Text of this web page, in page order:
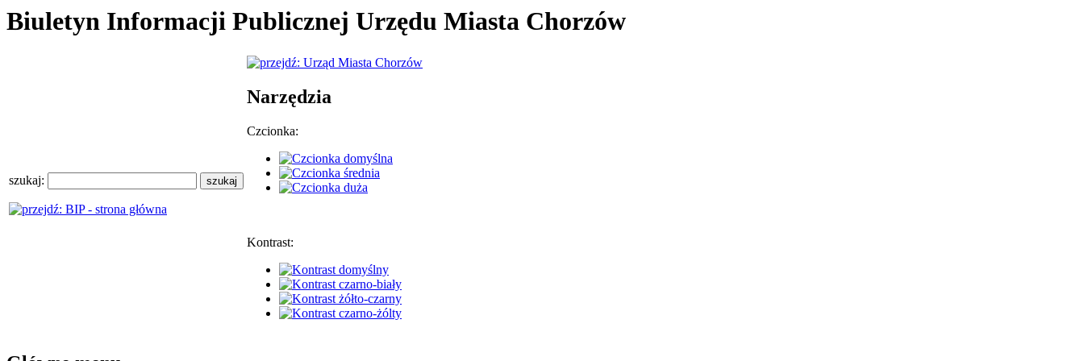
Biuletyn Informacji Publicznej Urzędu Miasta Chorzów
szukaj:
Narzędzia
Czcionka:
Kontrast: